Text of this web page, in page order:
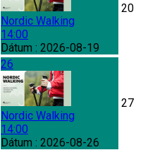
Nordic Walking
14:00
Dátum : 2026-08-19
20
26
Nordic Walking
14:00
Dátum : 2026-08-26
27